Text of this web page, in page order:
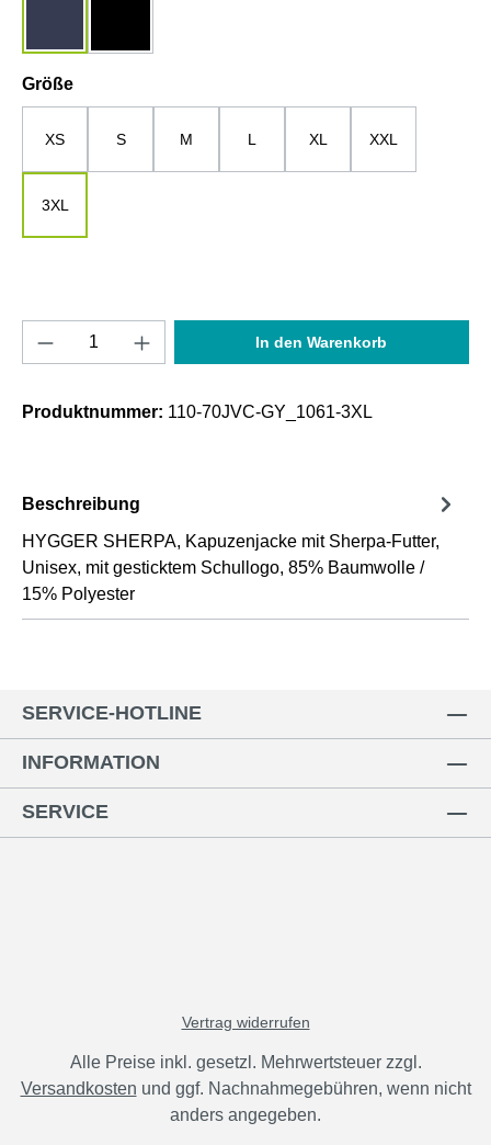
Größeauswählen
XS S M L XL XXL
3XL
Produkt Anzahl: Gib den gewünschten
In den Warenkorb
Produktnummer: 110-70JVC-GY_1061-3XL
Beschreibung
HYGGER SHERPA, Kapuzenjacke mit Sherpa-Futter,
Unisex, mit gesticktem Schullogo, 85% Baumwolle /
15% Polyester
SERVICE-HOTLINE
INFORMATION
SERVICE
Vertrag widerrufen
Alle Preise inkl. gesetzl. Mehrwertsteuer zzgl.
Versandkosten und ggf. Nachnahmegebühren, wenn nicht
anders angegeben.